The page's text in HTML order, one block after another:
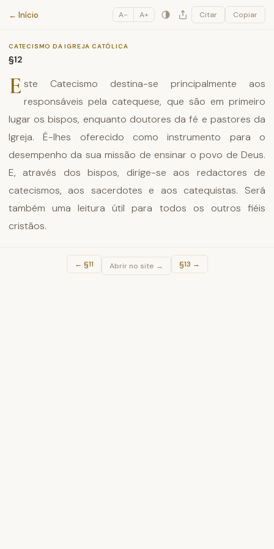
Catecismo da Igreja Católica
← Início A− A+ Citar Copiar
CATECISMO DA IGREJA CATÓLICA
§12
E ste Catecismo destina-se principalmente aos
responsáveis pela catequese, que são em primeiro
lugar os bispos, enquanto doutores da fé e pastores da
Igreja. É-lhes oferecido como instrumento para o
desempenho da sua missão de ensinar o povo de Deus.
E, através dos bispos, dirige-se aos redactores de
catecismos, aos sacerdotes e aos catequistas. Será
também uma leitura útil para todos os outros fiéis
cristãos.
← §11 Abrir no site → §13 →